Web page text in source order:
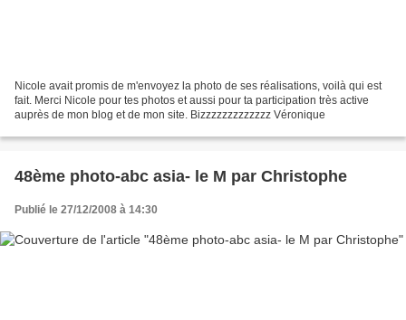
Nicole avait promis de m'envoyez la photo de ses réalisations, voilà qui est
fait. Merci Nicole pour tes photos et aussi pour ta participation très active
auprès de mon blog et de mon site. Bizzzzzzzzzzzzz Véronique
48ème photo-abc asia- le M par Christophe
Publié le 27/12/2008 à 14:30